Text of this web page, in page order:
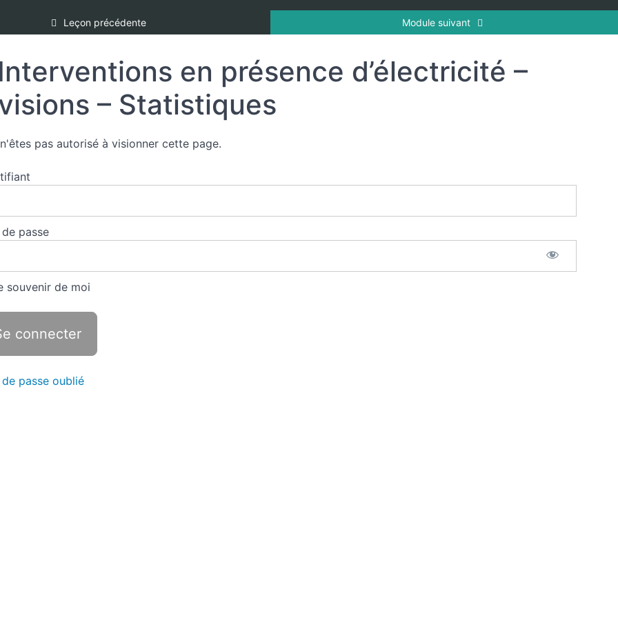
Leçon précédente Module suivant
en présence d’électricité –
– Statistiques
pas autorisé à visionner cette page.
passe
souvenir de moi
passe oublié